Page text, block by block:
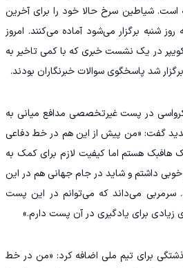
است. شیاطین سرخ حالا خود را برای آخرین
شنبه برگزار می‌شود آماده می‌کنند. امروز
در یک نشست خبری که با کمی تاخیر به
شد پاسخگوی سوالات خبرنگاران بودند.
کرواسی در پست غیرتخصصی مدافع میانی به
گفت: «من پیش از این هم در خط دفاعی
هافبک هستم اما کیفیت لازم برای کمک به
داشتم و شاید در جام جهانی هم در این
سرمربی می‌داند که می‌توانم در این پست
زیادی برای یادگیری در آن پست دارم.»
برای تیم ملی اضافه کرد: «من در خط